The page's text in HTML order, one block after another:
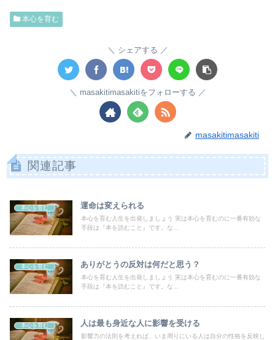
本心を育む
シェアする
masakitimasakitiをフォローする
masakitimasakiti
関連記事
本心を育む 運命は変えられる
本心を育む人生を出発しましょう 実は本心を育むのに一番有効な
手段は『本を読むこと』です。な...
本心を育む ありがとうの反対は何だと思う？
本心を育む人生を出発しましょう 実は本心を育むのに一番有効な
手段は『本を読むこと』です。な...
本心を育む 人は最も身近な人に影響を受ける
影響力の法則を考えれば、いま周りにいる人は自分の性格を反映し